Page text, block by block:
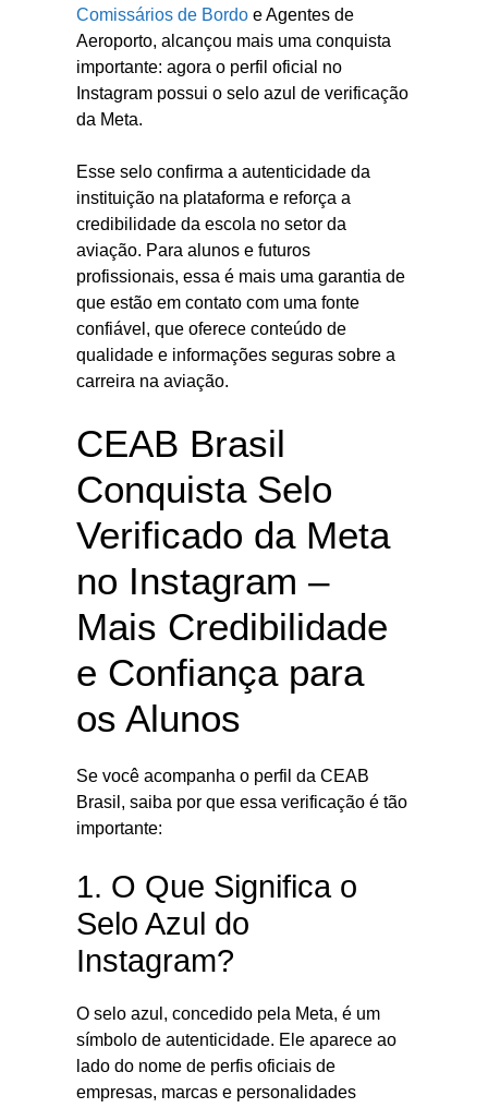
Comissários de Bordo e Agentes de
Aeroporto, alcançou mais uma conquista
importante: agora o perfil oficial no
Instagram possui o selo azul de verificação
da Meta.
Esse selo confirma a autenticidade da
instituição na plataforma e reforça a
credibilidade da escola no setor da
aviação. Para alunos e futuros
profissionais, essa é mais uma garantia de
que estão em contato com uma fonte
confiável, que oferece conteúdo de
qualidade e informações seguras sobre a
carreira na aviação.
CEAB Brasil
Conquista Selo
Verificado da Meta
no Instagram –
Mais Credibilidade
e Confiança para
os Alunos
Se você acompanha o perfil da CEAB
Brasil, saiba por que essa verificação é tão
importante:
1. O Que Significa o
Selo Azul do
Instagram?
O selo azul, concedido pela Meta, é um
símbolo de autenticidade. Ele aparece ao
lado do nome de perfis oficiais de
empresas, marcas e personalidades